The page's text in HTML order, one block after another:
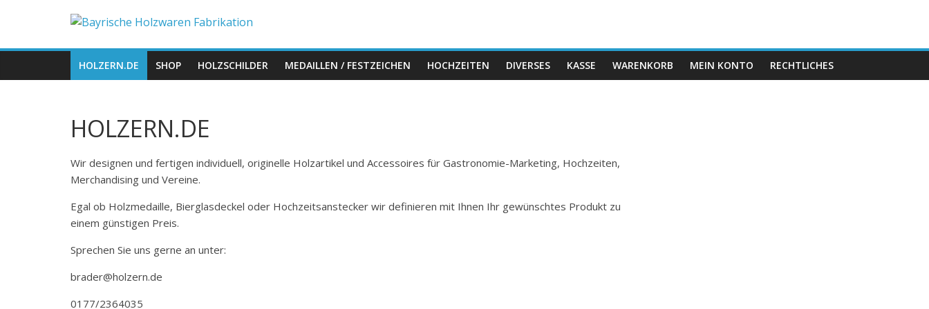
Bayrische
Holzwaren
Holzern.de
HOLZERN.DE SHOP HOLZSCHILDER MEDAILLEN / FESTZEICHEN HOCHZEITEN DIVERSES KASSE WARENKORB MEIN KONTO RECHTLICHES
HOLZERN.DE
Wir designen und fertigen individuell, originelle Holzartikel und Accessoires für Gastronomie-Marketing, Hochzeiten,
Merchandising und Vereine.
Egal ob Holzmedaille, Bierglasdeckel oder Hochzeitsanstecker wir definieren mit Ihnen Ihr gewünschtes Produkt zu
einem günstigen Preis.
Sprechen Sie uns gerne an unter:
brader@holzern.de
0177/2364035